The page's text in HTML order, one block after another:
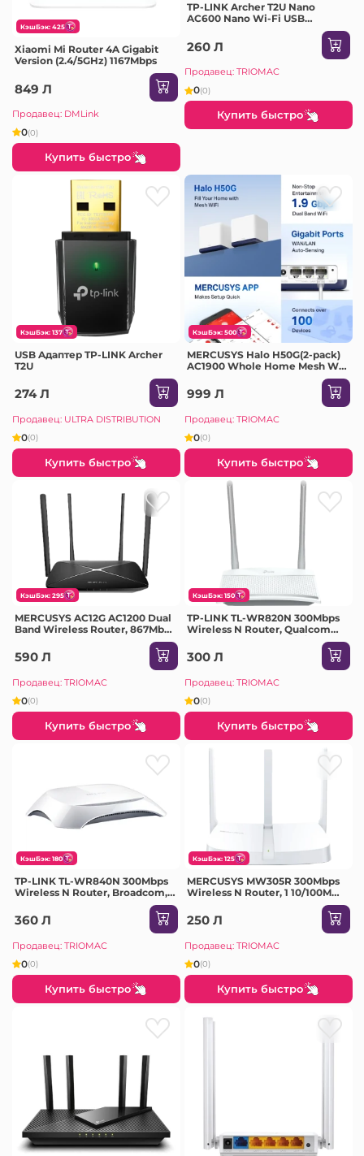
КэшБэк: 425
Xiaomi Mi Router 4A Gigabit
Version (2.4/5GHz) 1167Mbps
849 Л
Продавец: DMLink
0(0)
Купить быстро
TP-LINK Archer T2U Nano
AC600 Nano Wi-Fi USB
Adapter,433Mbps at 5GHz +
200Mbps at 2.4GHz, USB 2.0
260 Л
Продавец: TRIOMAC
0(0)
Купить быстро
КэшБэк: 137
USB Aдаптер TP-LINK Archer
T2U
274 Л
Продавец: ULTRA DISTRIBUTION
0(0)
Купить быстро
КэшБэк: 500
MERCUSYS Halo H50G(2-pack)
AC1900 Whole Home Mesh Wi-
999 Л
Продавец: TRIOMAC
0(0)
Купить быстро
КэшБэк: 295
MERCUSYS AC12G AC1200 Dual
Band Wireless Router, 867Mbps
at 5GHz + 300Mbps at 2.4GHz, 1
10/100/1000M WAN + 3
10/100/1000M LAN, 4 fixed
590 Л
Продавец: TRIOMAC
0(0)
Купить быстро
КэшБэк: 150
TP-LINK TL-WR820N 300Mbps
Wireless N Router, Qualcomm,
10/100M WAN + 2 10/100M LAN,
2 External antennas
300 Л
Продавец: TRIOMAC
0(0)
Купить быстро
КэшБэк: 180
TP-LINK TL-WR840N 300Mbps
Wireless N Router, Broadcom,
10/100M WAN + 4 10/100M LAN,
2 External antenna
360 Л
Продавец: TRIOMAC
0(0)
Купить быстро
КэшБэк: 125
MERCUSYS MW305R 300Mbps
Wireless N Router, 1 10/100M
WAN + 3 10/100M LAN, 2 fixed
antennas
250 Л
Продавец: TRIOMAC
0(0)
Купить быстро